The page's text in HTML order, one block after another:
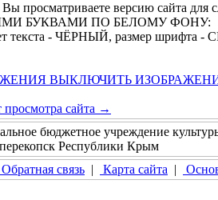
просматриваете версию сайта для
БУКВАМИ ПО БЕЛОМУ ФОНУ:
текста - ЧЁРНЫЙ, размер шрифта
ВЫКЛЮЧИТЬ
просмотра сайта →
бюджетное учреждение
Республики Крым
Обратная связь | Карта сайта |